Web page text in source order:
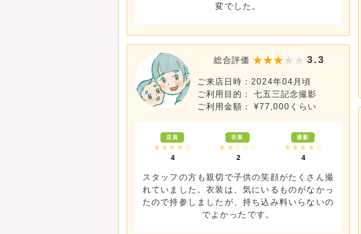
変でした。
総合評価 3.3
ご来店日時：2024年04月頃
ご利用目的： 七五三記念撮影
ご利用金額： ¥77,000くらい
店員
★★★★☆
4
衣装
★★☆☆☆
2
撮影
★★★★☆
4
スタッフの方も親切で子供の笑顔がたくさん撮
れていました。衣装は、気にいるものがなかっ
たので持参しましたが、持ち込み料いらないの
でよかったです。